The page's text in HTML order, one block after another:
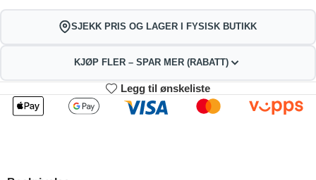
SJEKK PRIS OG LAGER I FYSISK BUTIKK
KJØP FLER – SPAR MER (RABATT)
2
205.92
kr
3-4
203.84
Legg til ønskeliste